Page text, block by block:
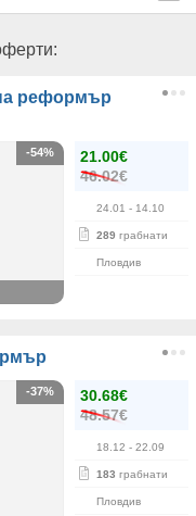
реформър
21.00€
46.02€
24.01 - 14.10
289 грабнати
Пловдив
-54%
30.68€
48.57€
18.12 - 22.09
183 грабнати
Пловдив
-37%